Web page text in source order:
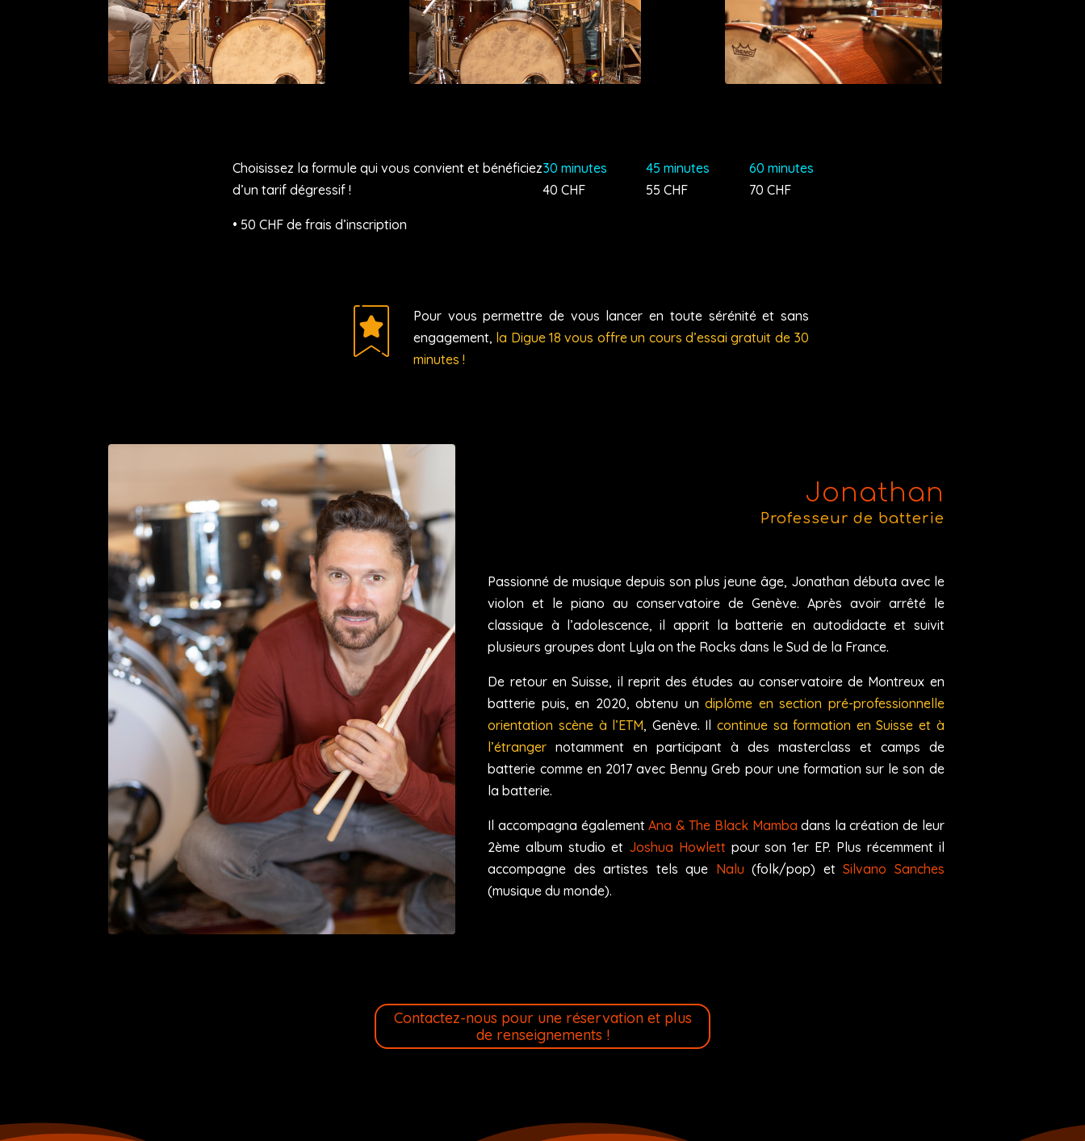
Choisissez la formule qui vous convient et bénéficiez
d’un tarif dégressif !
• 50 CHF de frais d’inscription
30 minutes
40 CHF
45 minutes
55 CHF
60 minutes
70 CHF
Pour vous permettre de vous lancer en toute sérénité et sans
engagement, la Digue 18 vous offre un cours d’essai gratuit de 30
minutes !
Jonathan
Professeur de batterie
Passionné de musique depuis son plus jeune âge, Jonathan débuta avec le
violon et le piano au conservatoire de Genève. Après avoir arrêté le
classique à l’adolescence, il apprit la batterie en autodidacte et suivit
plusieurs groupes dont Lyla on the Rocks dans le Sud de la France.
De retour en Suisse, il reprit des études au conservatoire de Montreux en
batterie puis, en 2020, obtenu undiplôme en section pré-professionnelle
orientation scène à l’ETM, Genève. Ilcontinue sa formation en Suisse et à
l’étranger notamment en participant à des masterclass et camps de
batterie comme en 2017 avec Benny Greb pour une formation sur le son de
la batterie.
Il accompagna égalementAna & The Black Mamba dans la création de leur
2ème album studio et Joshua Howlettpour son 1er EP. Plus récemment il
accompagne des artistes tels que Nalu (folk/pop) etSilvano Sanches
(musique du monde).
Contactez-nous pour une réservation et plus
de renseignements !